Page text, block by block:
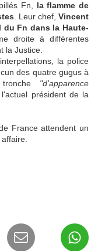
Fn, la flamme de
. Leur chef,Vincent
du Fn dans la Haute-
droite à différentes
la Justice.
la police
des quatre gugus à
"d'apparence
président de la
France attendent un